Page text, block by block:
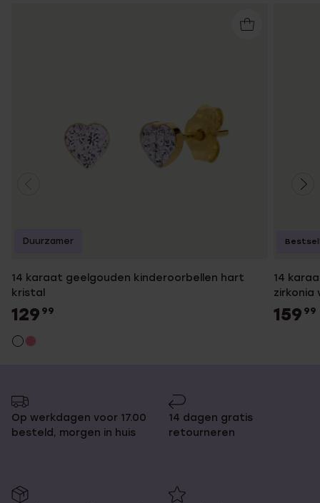
14 karaat geelgouden kinderoorbellen hart
kristal
129 99
Duurzamer
14
zirkonia
159 99
Op werkdagen voor 17.00
besteld, morgen in huis
14 dagen gratis
retourneren